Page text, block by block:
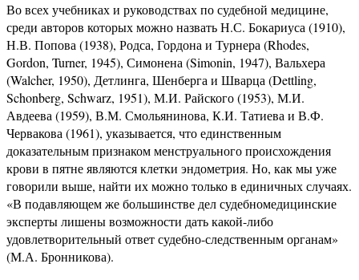
Во всех учебниках и руководствах по судебной медицине,
среди авторов которых можно назвать Н.С. Бокариуса (1910),
Н.В. Попова (1938), Родса, Гордона и Турнера (Rhodes,
Gordon, Turner, 1945), Симонена (Simonin, 1947), Вальхера
(Walcher, 1950), Детлинга, Шенберга и Шварца (Dettling,
Schonberg, Schwarz, 1951), М.И. Райского (1953), М.И.
Авдеева (1959), В.М. Смольянинова, К.И. Татиева и В.Ф.
Червакова (1961), указывается, что единственным
доказательным признаком менструального происхождения
крови в пятне являются клетки эндометрия. Но, как мы уже
говорили выше, найти их можно только в единичных случаях.
«В подавляющем же большинстве дел судебномедицинские
эксперты лишены возможности дать какой-либо
удовлетворительный ответ судебно-следственным органам»
(М.А. Бронникова).